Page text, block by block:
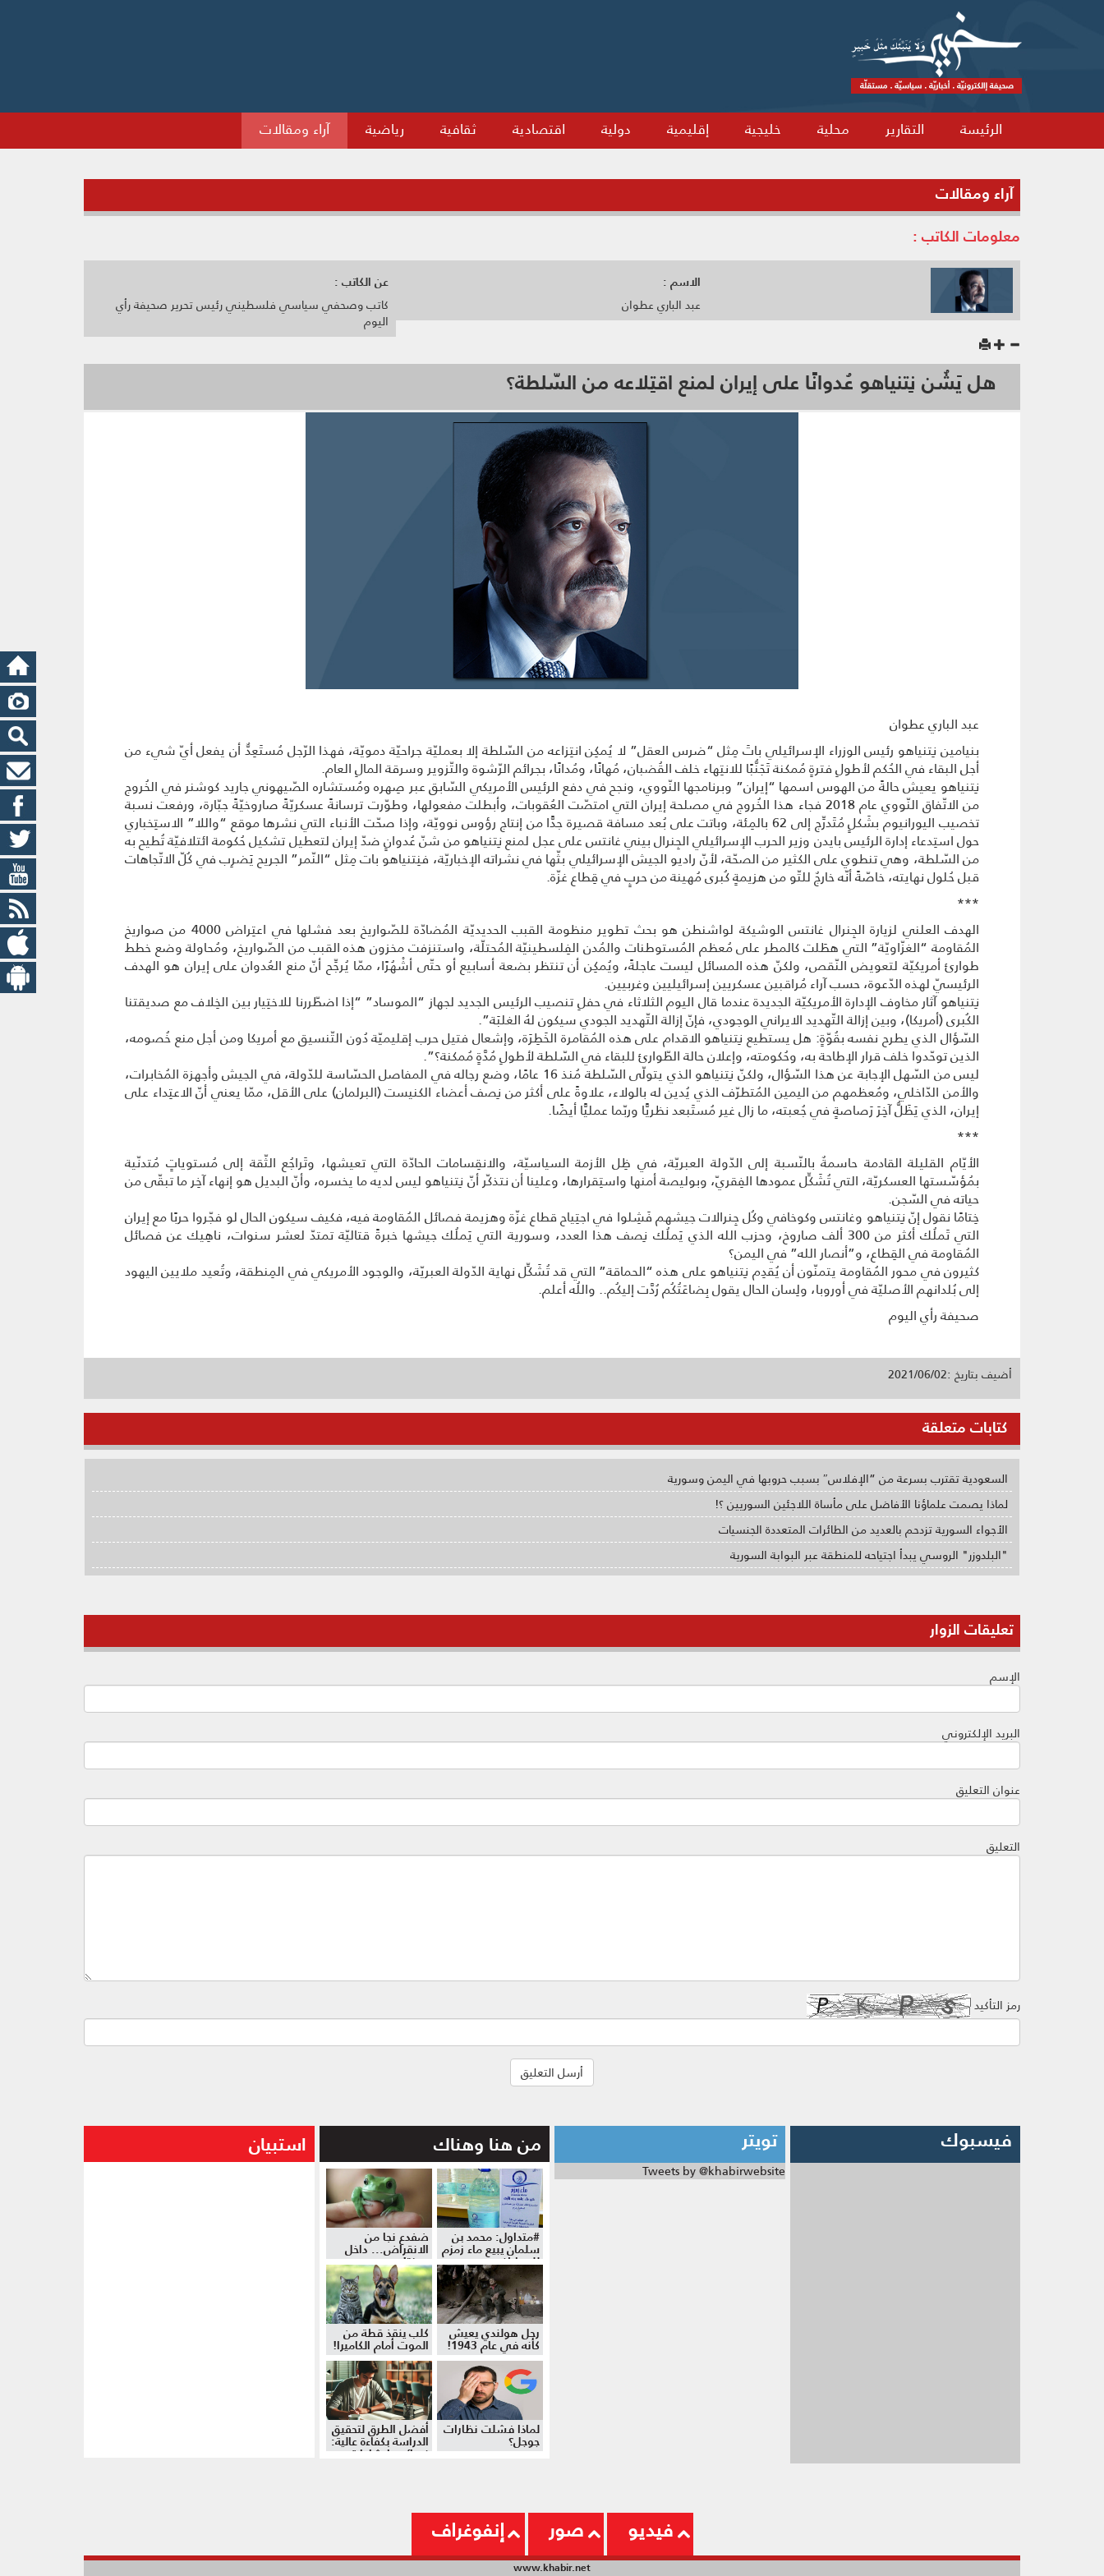
الرئيسة التقارير محلية خليجية إقليمية دولية اقتصادية ثقافية رياضية آراء ومقالات
آراء ومقالات
معلومات الكاتب :
الاسم :
عبد الباري عطوان
عن الكاتب :
كاتب وصحفي سياسي فلسطيني رئيس تحرير صحيفة رأي
اليوم
هل يَشُن نِتنياهو عُدوانًا على إيران لمنع اقتِلاعه من السّلطة؟
عبد الباري عطوان
بنيامين نِتنياهو رئيس الوزراء الإسرائيلي باتَ مِثل “ضرس العقل” لا يُمكِن انتِزاعه من السّلطة إلا بعمليّة جراحيّة دمويّة، فهذا الرّجل مُستَعِدٌّ أن يفعل أيّ شيء من
أجل البقاء في الحُكم لأطولِ فترةٍ مُمكنة تَجَنُّبًا للانتِهاء خلف القُضبان، مُهانًا، ومُدانًا، بجرائم الرّشوة والتّزوير وسرقة المالِ العام.
نِتنياهو يعيش حالةً من الهوس اسمها “إيران” وبرنامجها النّووي، ونجح في دفع الرئيس الأمريكي السّابق عبر صِهره ومُستشاره الصّيهوني جاريد كوشنر في الخُروج
من الاتّفاق النّووي عام 2018 فجاء هذا الخُروج في مصلحة إيران التي امتصّت العُقوبات، وأبطلت مفعولها، وطوّرت ترسانةً عسكريّةً صاروخيّةً جبّارة، ورفعت نسبة
تخصيب اليورانيوم بشَكلٍ مُتَدرِّج إلى 62 بالمِئة، وباتت على بُعد مسافة قصيرة جدًّا من إنتاج رؤوس نوويّة، وإذا صحّت الأنباء التي نشرها موقع “واللا” الاستِخباري
حول استِدعاء إدارة الرئيس بايدن وزير الحرب الإسرائيلي الجِنرال بيني غانتس على عجل لمنع نِتنياهو من شنّ عُدوانٍ ضدّ إيران لتعطيل تشكيل حُكومة ائتلافيّة تُطيح به
من السّلطة، وهي تنطوي على الكثير من الصحّة، لأنّ راديو الجيش الإسرائيلي بثّها في نشراته الإخباريّة، فنِتنياهو بات مِثل “النّمر” الجريح يَضرِب في كُلّ الاتّجاهات
قبل حُلول نهايته، خاصّةً أنّه خارجٌ للتّو من هزيمةٍ كُبرى مُهينة من حربٍ في قِطاع غزّة.
***
الهدف العلني لزيارة الجِنرال غانتس الوشيكة لواشنطن هو بحث تطوير منظومة القبب الحديديّة المُضادّة للصّواريخ بعد فشلها في اعتِراض 4000 من صواريخ
المُقاومة “الغزّاويّة” التي هطَلت كالمطر على مُعظم المُستوطنات والمُدن الفِلسطينيّة المُحتلّة، واستنزفت مخزون هذه القبب من الصّواريخ، ومُحاولة وضع خطط
طوارئ أمريكيّة لتعويض النّقص، ولكنّ هذه المسائل ليست عاجلةً، ويُمكِن أن تنتظر بضعة أسابيع أو حتّى أشْهُرًا، ممّا يُرجِّح أنّ منع العُدوان على إيران هو الهدف
الرئيسيّ لهذه الدّعوة، حسب آراء مُراقبين عسكريين إسرائيليين وغربيين.
نِتنياهو آثار مخاوف الإدارة الأمريكيّة الجديدة عندما قال اليوم الثلاثاء في حفلِ تنصيب الرئيس الجديد لجهاز “الموساد” “إذا اضطّررنا للاختِيار بين الخِلاف مع صديقتنا
الكُبرى (أمريكا)، وبين إزالة التّهديد الايراني الوجودي، فإنّ إزالة التّهديد الجودي سيكون لهُ الغلبَة”.
السّؤال الذي يطرح نفسه بقُوّةٍ: هل يستطيع نِتنياهو الاقدام على هذه المُقامرة الخَطِرَة، وإشعال فتيل حرب إقليميّة دُون التّنسيق مع أمريكا ومن أجل منع خُصومه،
الذين توحّدوا خلف قرار الإطاحة به، وحُكومته، وإعلان حالة الطّوارئ للبقاء في السّلطة لأطولِ مُدَّةٍ مُمكنة؟”.
ليس من السّهل الإجابة عن هذا السّؤال، ولكنّ نِتنياهو الذي يتولّى السّلطة مُنذ 16 عامًا، وضع رجاله في المفاصل الحسّاسة للدّولة، في الجيش وأجهزة المُخابرات،
والأمن الدّاخلي، ومُعظمهم من اليمين المُتطرّف الذي يُدين له بالولاء، علاوةً على أكثر من نِصف أعضاء الكنيست (البرلمان) على الأقل، ممّا يعني أنّ الاعتِداء على
إيران، الذي يَظَلُّ آخِرَ رَصاصةٍ في جُعبته، ما زال غير مُستَبعد نظريًّا وربّما عمليًّا أيضًا.
***
الأيّام القليلة القادمة حاسمةٌ بالنّسبة إلى الدّولة العبريّة، في ظِل الأزمة السياسيّة، والانقِسامات الحادّة التي تعيشها، وتَراجُع الثّقة إلى مُستوياتٍ مُتدنّية
بمُؤسّستها العسكريّة، التي تُشَكِّل عمودها الفِقريّ، وبوليصة أمنها واستِقرارها، وعلينا أن نتذكّر أنّ نِتنياهو ليس لديه ما يخسره، وأنّ البديل هو إنهاء آخِر ما تبقّى من
حياته في السّجن.
خِتامًا نقول إنّ نِتنياهو وغانتس وكوخافي وكُل جِنرالات جيشهم فَشِلوا في اجتِياح قطاع غزّة وهزيمة فصائل المُقاومة فيه، فكيف سيكون الحال لو فجّروا حربًا مع إيران
التي تَملُك أكثر من 300 ألف صاروخ، وحزب الله الذي يَملُك نِصف هذا العدد، وسورية التي يَملُك جيشها خبرةً قتاليّة تمتدّ لعشر سنوات، ناهِيك عن فصائل
المُقاومة في القِطاع، و”أنصار الله” في اليمن؟
كثيرون في محور المُقاومة يتمنّون أن يُقدِم نِتنياهو على هذه “الحماقة” التي قد تُشَكِّل نهاية الدّولة العبريّة، والوجود الأمريكي في المِنطقة، وتُعيد ملايين اليهود
إلى بُلدانهم الأصليّة في أوروبا، ولِسان الحال يقول بِضاعَتُكُم رُدَّت إليكُم.. واللُه أعلم.
صحيفة رأي اليوم
أضيف بتاريخ :2021/06/02
كتابات متعلقة
السعودية تقترب بسرعة من “الإفلاس″ بسبب حروبها في اليمن وسورية
لماذا يصمت علماؤنا الأفاضل على مأساة اللاجئين السوريين ؟!
الأجواء السورية تزدحم بالعديد من الطائرات المتعددة الجنسيات
"البلدوزر" الروسي يبدأ اجتياحه للمنطقة عبر البوابة السورية
تعليقات الزوار
الإسم
البريد الإلكتروني
عنوان التعليق
التعليق
رمز التأكيد
فيسبوك تويتر
Tweets by @khabirwebsite
من هنا وهناك
#متداول: محمد بن
سلمان يبيع ماء زمزم
للمواطنين
ضفدع نجا من
الانقراض... داخل
موزة!
رجل هولندي يعيش
كأنه في عام 1943!
كلب ينقذ قطة من
الموت أمام الكاميرا!
لماذا فشلت نظارات
جوجل؟
أفضل الطرق لتحقيق
الدراسة بكفاءة عالية:
نصائح وإرشادات
استبيان
فيديو صور إنفوغراف
www.khabir.net